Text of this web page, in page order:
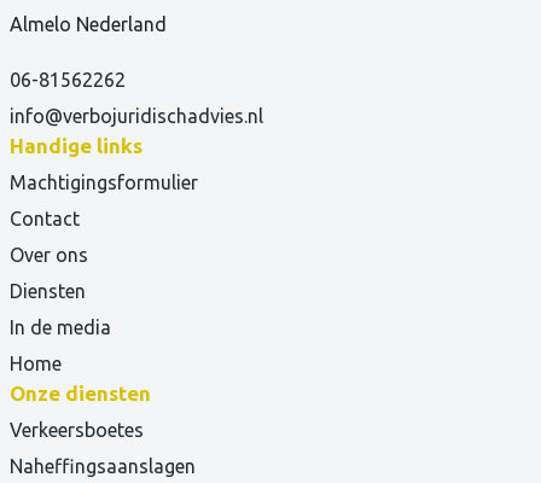
Almelo Nederland
06-81562262
info@verbojuridischadvies.nl
Handige links
Machtigingsformulier
Contact
Over ons
Diensten
In de media
Home
Onze diensten
Verkeersboetes
Naheffingsaanslagen